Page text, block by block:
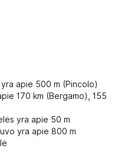
apie 500 m (Pincolo)
170 km (Bergamo), 155
yra apie 50 m
yra apie 800 m